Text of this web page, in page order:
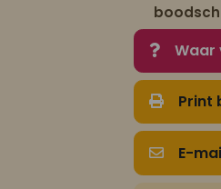
Waar
Print
E-